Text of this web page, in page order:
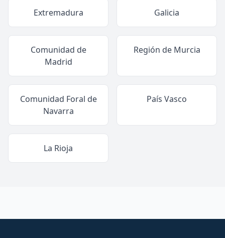
Extremadura Galicia
Comunidad de
Madrid
Región de Murcia
Comunidad Foral de
Navarra
País Vasco
La Rioja